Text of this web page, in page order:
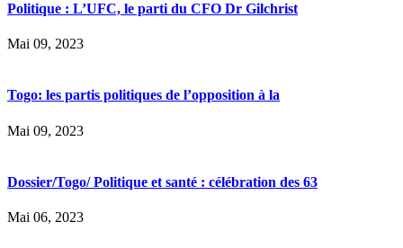
Politique : L’UFC, le parti du CFO Dr Gilchrist
Mai 09, 2023
Togo: les partis politiques de l’opposition à la
Mai 09, 2023
Dossier/Togo/ Politique et santé : célébration des 63
Mai 06, 2023